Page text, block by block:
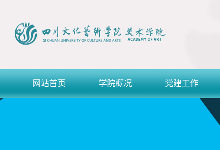
网站首页 学院概况 党建工作